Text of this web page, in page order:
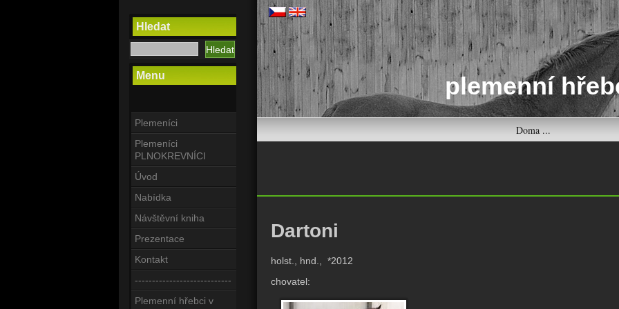
plemenní
Doma ...
Hledat
Menu
Plemeníci
Plemeníci
PLNOKREVNÍCI
Úvod
Nabídka
Návštěvní kniha
Prezentace
Kontakt
----------------------------
Plemenní hřebci v
Dartoni
holst., hnd., *2012
chovatel: